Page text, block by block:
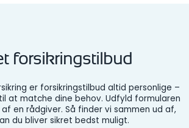
forsikringstilbud
er forsikringstilbud altid personlige –
at matche dine behov. Udfyld formularen
en rådgiver. Så finder vi sammen ud af,
du bliver sikret bedst muligt.